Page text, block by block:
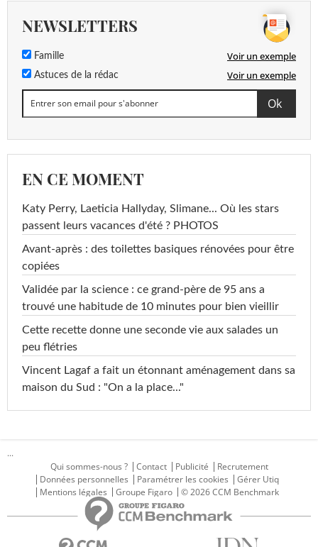
NEWSLETTERS
Famille Voir un exemple
Astuces de la rédac Voir un exemple
EN CE MOMENT
Katy Perry, Laeticia Hallyday, Slimane... Où les stars
passent leurs vacances d'été ? PHOTOS
Avant-après : des toilettes basiques rénovées pour être
copiées
Validée par la science : ce grand-père de 95 ans a
trouvé une habitude de 10 minutes pour bien vieillir
Cette recette donne une seconde vie aux salades un
peu flétries
Vincent Lagaf a fait un étonnant aménagement dans sa
maison du Sud : "On a la place..."
...
Qui sommes-nous ?
Contact Publicité
Recrutement
Données personnelles
Paramétrer les cookies
Gérer Utiq
Mentions légales
Groupe Figaro © 2026 CCM Benchmark